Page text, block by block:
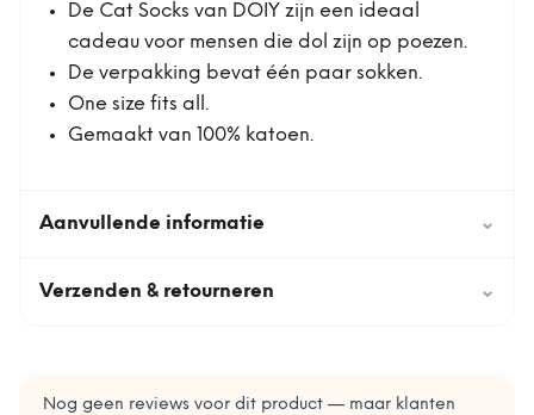
De Cat Socks van DOIY zijn een ideaal
cadeau voor mensen die dol zijn op poezen.
De verpakking bevat één paar sokken.
One size fits all.
Gemaakt van 100% katoen.
Aanvullende informatie ⌄
Verzenden & retourneren ⌄
Nog geen reviews voor dit product — maar klanten